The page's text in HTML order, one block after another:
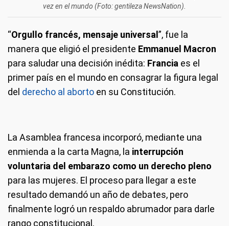
vez en el mundo (Foto: gentileza NewsNation).
“Orgullo francés, mensaje universal”, fue la
manera que eligió el presidente Emmanuel Macron
para saludar una decisión inédita: Francia es el
primer país en el mundo en consagrar la figura legal
del derecho al aborto en su Constitución.
La Asamblea francesa incorporó, mediante una
enmienda a la carta Magna, la interrupción
voluntaria del embarazo como un derecho pleno
para las mujeres. El proceso para llegar a este
resultado demandó un año de debates, pero
finalmente logró un respaldo abrumador para darle
rango constitucional.